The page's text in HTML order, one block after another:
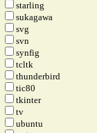
starling
sukagawa
svg
svn
synfig
tcltk
thunderbird
tic80
tkinter
tv
ubuntu